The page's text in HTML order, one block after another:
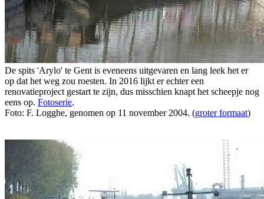
De spits 'Arylo' te Gent is eveneens uitgevaren en lang leek het er
op dat het weg zou roesten. In 2016 lijkt er echter een
renovatieproject gestart te zijn, dus misschien knapt het scheepje nog
eens op. Fotoserie.
Foto: F. Logghe, genomen op 11 november 2004. (groter formaat)